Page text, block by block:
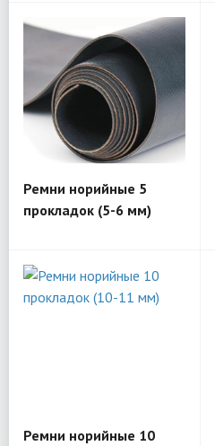
Ремни норийные 5
прокладок (5-6 мм)
Ремни норийные 10